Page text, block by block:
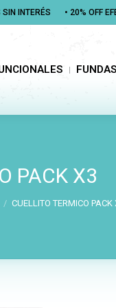
SIN INTERÉS • 20% OFF
FUNDAS
PACK X3
CUELLITO TERMICO PACK
SIN INTERÉS • 20% OFF
FUNDAS